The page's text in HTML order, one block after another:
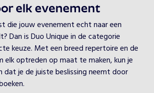
elk evenement
die jouw evenement echt naar een
Dan is Duo Unique in de categorie
keuze. Met een breed repertoire en de
elk optreden op maat te maken, kun je
dat je de juiste beslissing neemt door